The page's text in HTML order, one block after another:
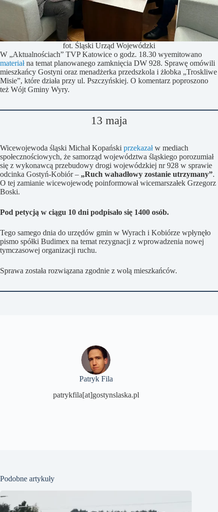
fot. Śląski Urząd Wojewódzki
W „Aktualnościach” TVP Katowice o godz. 18.30 wyemitowano
materiałna temat planowanego zamknięcia DW 928. Sprawę omówili
mieszkańcy Gostyni oraz menadżerka przedszkola i żłobka „Troskliwe
Misie”, które działa przy ul. Pszczyńskiej. O komentarz poproszono
też Wójt Gminy Wyry.
13 maja
Wicewojewoda śląski Michał Kopański przekazałw mediach
społecznościowych, że samorząd województwa śląskiego porozumiał
się z wykonawcą przebudowy drogi wojewódzkiej nr 928 w sprawie
odcinka Gostyń-Kobiór – „Ruch wahadłowy zostanie utrzymany”.
O tej zamianie wicewojewodę poinformował wicemarszałek Grzegorz
Boski.
Pod petycją w ciągu 10 dni podpisało się 1400 osób.
Tego samego dnia do urzędów gmin w Wyrach i Kobiórze wpłynęło
pismo spółki Budimex na temat rezygnacji z wprowadzenia nowej
tymczasowej organizacji ruchu.
Sprawa została rozwiązana zgodnie z wolą mieszkańców.
Patryk Fila
patrykfila[at]gostynslaska.pl
Podobne artykuły